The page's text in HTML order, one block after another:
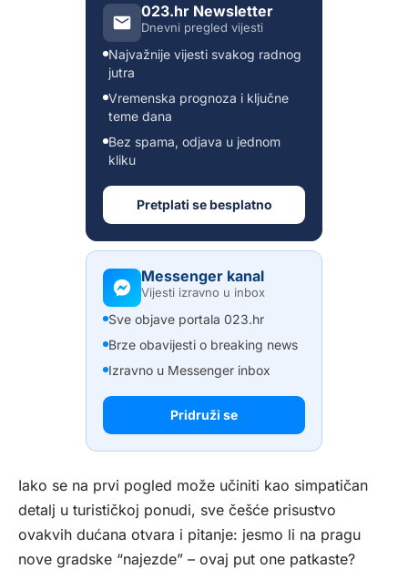
023.hr Newsletter
Dnevni pregled vijesti
Najvažnije vijesti svakog radnog
jutra
Vremenska prognoza i ključne
teme dana
Bez spama, odjava u jednom
kliku
Pretplati se besplatno
Messenger kanal
Vijesti izravno u inbox
Sve objave portala 023.hr
Brze obavijesti o breaking news
Izravno u Messenger inbox
Pridruži se
Iako se na prvi pogled može učiniti kao simpatičan
detalj u turističkoj ponudi, sve češće prisustvo
ovakvih dućana otvara i pitanje: jesmo li na pragu
nove gradske “najezde” – ovaj put one patkaste?